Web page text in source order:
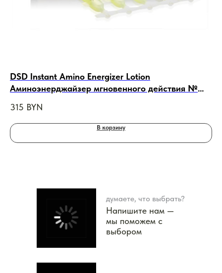
DSD Instant Amino Energizer Lotion
Аминоэнерджайзер мгновенного действия №
315 BYN
В корзину
думаете, что выбрать?
Напишите нам —
мы поможем с
выбором